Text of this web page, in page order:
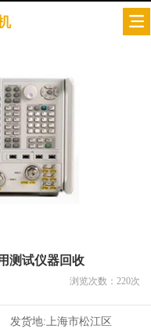
测试仪器回收
浏览次数： 220次
发货地:上海市松江区